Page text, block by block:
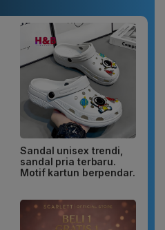
Sandal unisex trendi,
sandal pria terbaru.
Motif kartun berpendar.